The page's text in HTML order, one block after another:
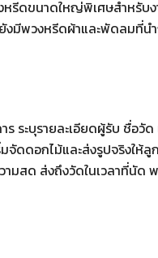
หรีดขนาดใหญ่พิเศษสำหรับ
มีพวงหรีดผ้าและพัดลมที่นำ
ระบุรายละเอียดผู้รับ ชื่อวัด
จัดดอกไม้และส่งรูปจริงให้
มสด ส่งถึงวัดในเวลาที่นัด